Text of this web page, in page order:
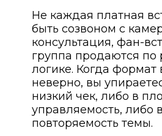
Не каждая платная
быть созвоном с
консультация, фан-
группа продаются по
логике. Когда формат
неверно, вы
низкий чек, либо в
управляемость, либо
повторяемость темы.